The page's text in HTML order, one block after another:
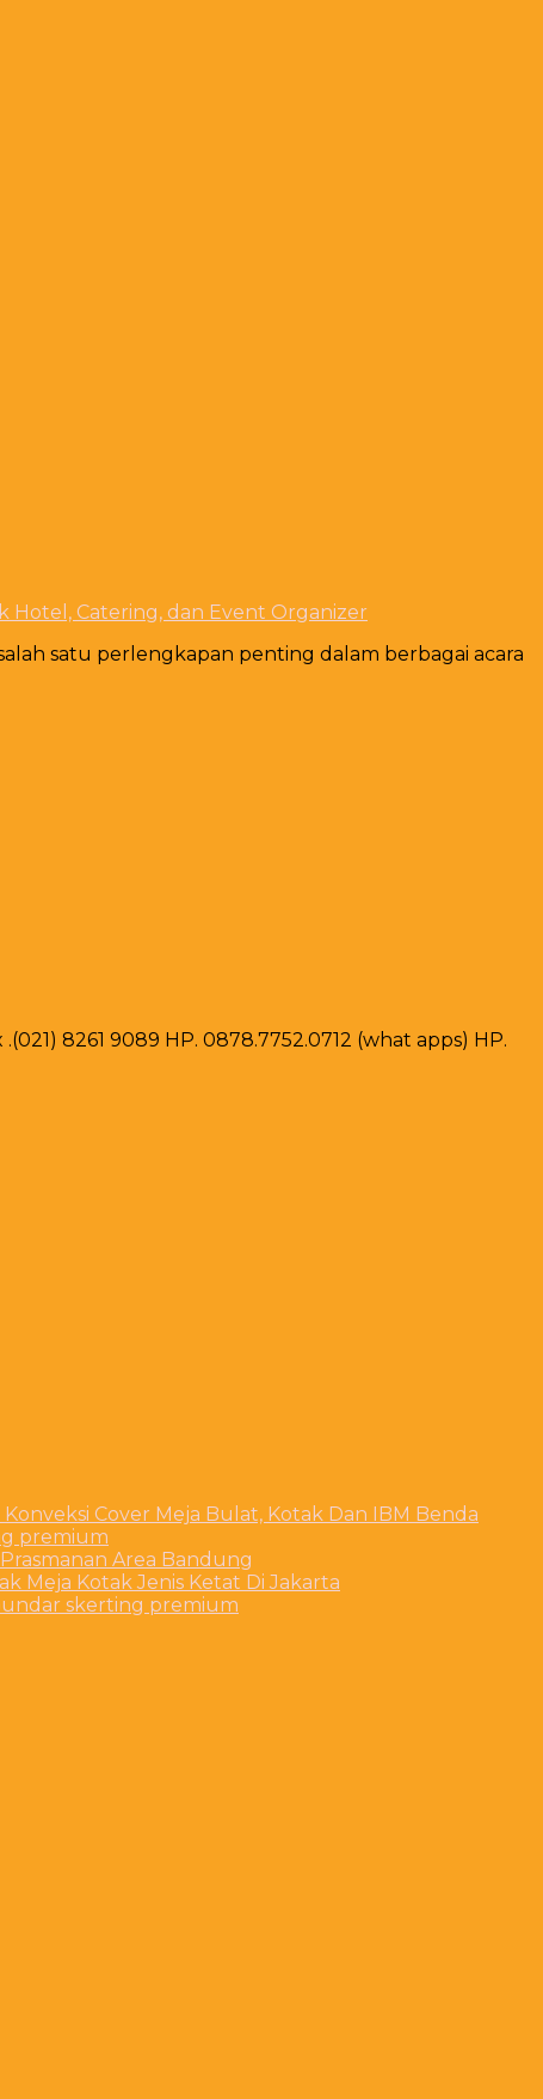
Catering, dan Event Organizer
satu perlengkapan penting dalam berbagai acara
8261 9089 HP. 0878.7752.0712 (what apps) HP.
Konveksi Cover Meja Bulat, Kotak Dan IBM Benda
premium
Area Bandung
Meja Kotak Jenis Ketat Di Jakarta
skerting premium